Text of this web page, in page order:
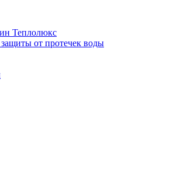
Теплолюкс
от протечек воды